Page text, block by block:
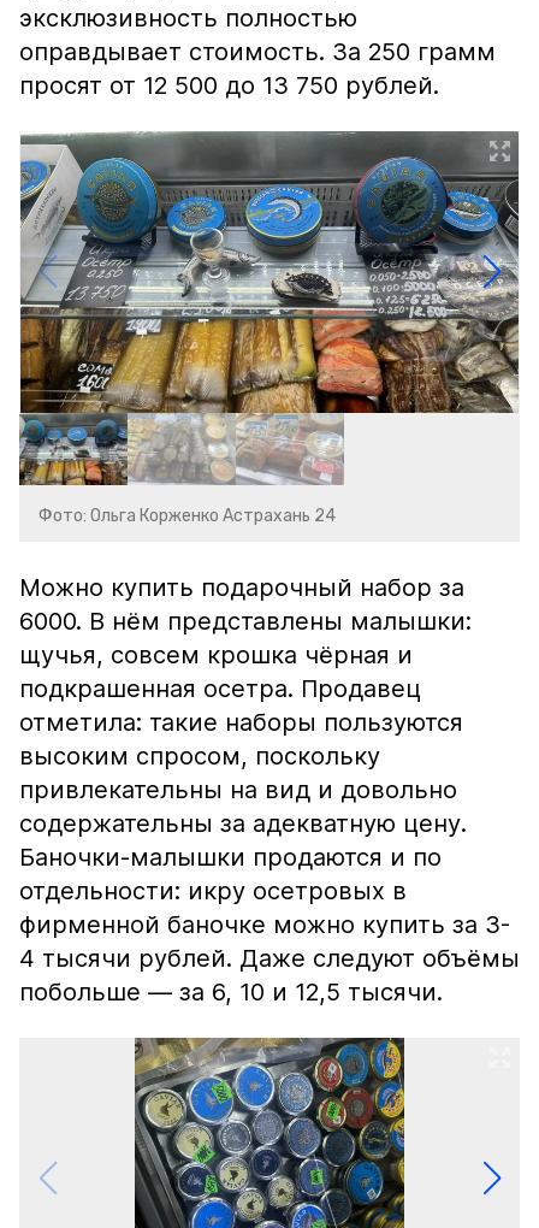
эксклюзивность полностью
оправдывает стоимость. За 250 грамм
просят от 12 500 до 13 750 рублей.
Фото: Ольга Корженко Астрахань 24
Можно купить подарочный набор за
6000. В нём представлены малышки:
щучья, совсем крошка чёрная и
подкрашенная осетра. Продавец
отметила: такие наборы пользуются
высоким спросом, поскольку
привлекательны на вид и довольно
содержательны за адекватную цену.
Баночки-малышки продаются и по
отдельности: икру осетровых в
фирменной баночке можно купить за 3-
4 тысячи рублей. Даже следуют объёмы
побольше — за 6, 10 и 12,5 тысячи.